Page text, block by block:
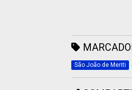
São João de Meriti